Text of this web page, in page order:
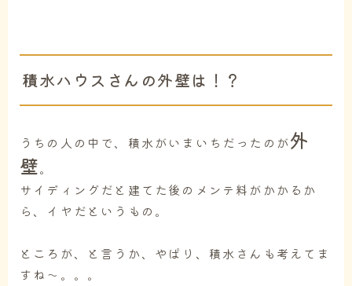
積水ハウスさんの外壁は！？
うちの人の中で、積水がいまいちだったのが外
壁。
サイディングだと建てた後のメンテ料がかかるか
ら、イヤだというもの。
ところが、と言うか、やぱり、積水さんも考えてま
すね～。。。